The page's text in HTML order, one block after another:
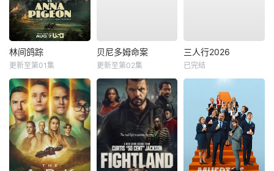
林间鸽踪
更新至第01集
贝尼多姆命案
更新至第02集
三人行2026
已完结